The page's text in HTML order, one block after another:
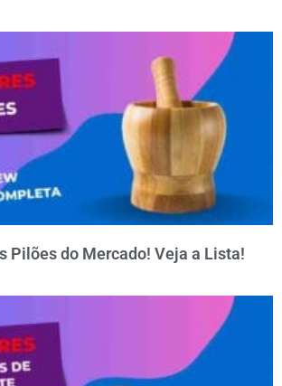
Pilões do Mercado! Veja a Lista!